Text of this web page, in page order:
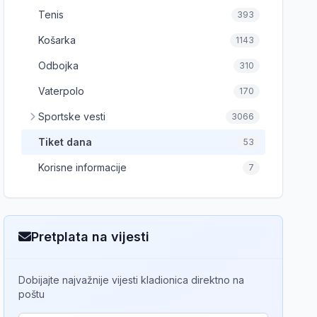
Tenis 393
Košarka 1143
Odbojka 310
Vaterpolo 170
Sportske vesti 3066
Tiket dana 53
Korisne informacije 7
Pretplata na vijesti
Dobijajte najvažnije vijesti kladionica direktno na
poštu